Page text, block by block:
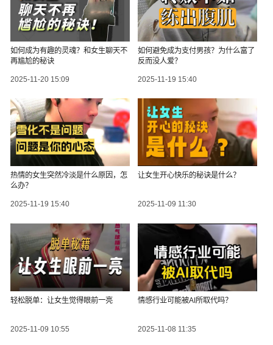
如何成为有趣的灵魂？和女生聊天不
再尴尬的秘诀
2025-11-20 15:09
如何避免成为支付男孩？为什么富了
反而没人爱？
2025-11-19 15:40
热情的女生突然冷淡是什么原因，怎
么办？
2025-11-19 15:40
让女生开心快乐的秘诀是什么？
2025-11-09 11:30
轻松脱单：让女生觉得眼前一亮
2025-11-09 10:55
情感行业可能被AI所取代吗？
2025-11-08 11:35